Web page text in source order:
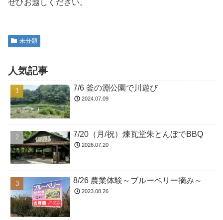
ぜひお越しください。
未分類
人気記事
7/6 釜の淵公園で川遊び
2024.07.09
7/20（月/祝）煉瓦堂朱とんぼでBBQ
2026.07.20
8/26 農業体験～ブルーベリー摘み～
2023.08.26